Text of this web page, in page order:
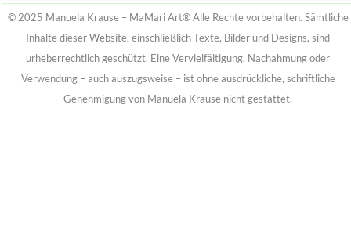
© 2025 Manuela Krause – MaMari Art®Alle Rechte vorbehalten. Sämtliche
Inhalte dieser Website, einschließlich Texte, Bilder und Designs, sind
urheberrechtlich geschützt. Eine Vervielfältigung, Nachahmung oder
Verwendung – auch auszugsweise – ist ohne ausdrückliche, schriftliche
Genehmigung von Manuela Krause nicht gestattet.